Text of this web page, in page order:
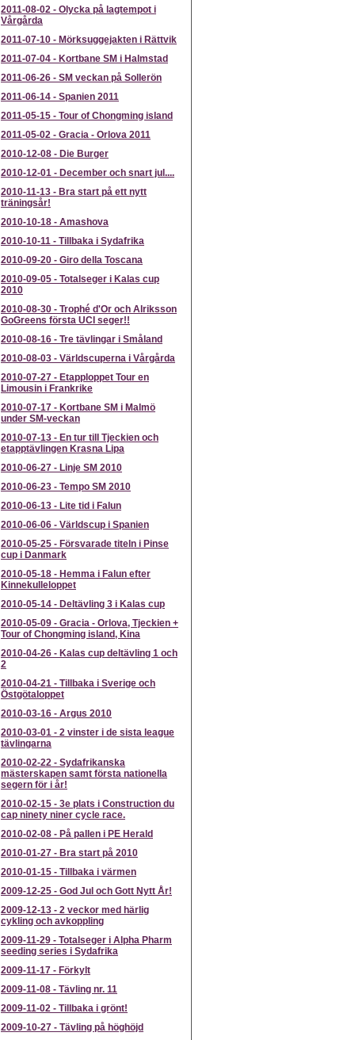
2011-08-02 - Olycka på lagtempot i
Vårgårda
2011-07-10 - Mörksuggejakten i Rättvik
2011-07-04 - Kortbane SM i Halmstad
2011-06-26 - SM veckan på Sollerön
2011-06-14 - Spanien 2011
2011-05-15 - Tour of Chongming island
2011-05-02 - Gracia - Orlova 2011
2010-12-08 - Die Burger
2010-12-01 - December och snart jul....
2010-11-13 - Bra start på ett nytt
träningsår!
2010-10-18 - Amashova
2010-10-11 - Tillbaka i Sydafrika
2010-09-20 - Giro della Toscana
2010-09-05 - Totalseger i Kalas cup
2010
2010-08-30 - Trophé d'Or och Alriksson
GoGreens första UCI seger!!
2010-08-16 - Tre tävlingar i Småland
2010-08-03 - Världscuperna i Vårgårda
2010-07-27 - Etapploppet Tour en
Limousin i Frankrike
2010-07-17 - Kortbane SM i Malmö
under SM-veckan
2010-07-13 - En tur till Tjeckien och
etapptävlingen Krasna Lipa
2010-06-27 - Linje SM 2010
2010-06-23 - Tempo SM 2010
2010-06-13 - Lite tid i Falun
2010-06-06 - Världscup i Spanien
2010-05-25 - Försvarade titeln i Pinse
cup i Danmark
2010-05-18 - Hemma i Falun efter
Kinnekulleloppet
2010-05-14 - Deltävling 3 i Kalas cup
2010-05-09 - Gracia - Orlova, Tjeckien +
Tour of Chongming island, Kina
2010-04-26 - Kalas cup deltävling 1 och
2
2010-04-21 - Tillbaka i Sverige och
Östgötaloppet
2010-03-16 - Argus 2010
2010-03-01 - 2 vinster i de sista league
tävlingarna
2010-02-22 - Sydafrikanska
mästerskapen samt första nationella
segern för i år!
2010-02-15 - 3e plats i Construction du
cap ninety niner cycle race.
2010-02-08 - På pallen i PE Herald
2010-01-27 - Bra start på 2010
2010-01-15 - Tillbaka i värmen
2009-12-25 - God Jul och Gott Nytt År!
2009-12-13 - 2 veckor med härlig
cykling och avkoppling
2009-11-29 - Totalseger i Alpha Pharm
seeding series i Sydafrika
2009-11-17 - Förkylt
2009-11-08 - Tävling nr. 11
2009-11-02 - Tillbaka i grönt!
2009-10-27 - Tävling på höghöjd